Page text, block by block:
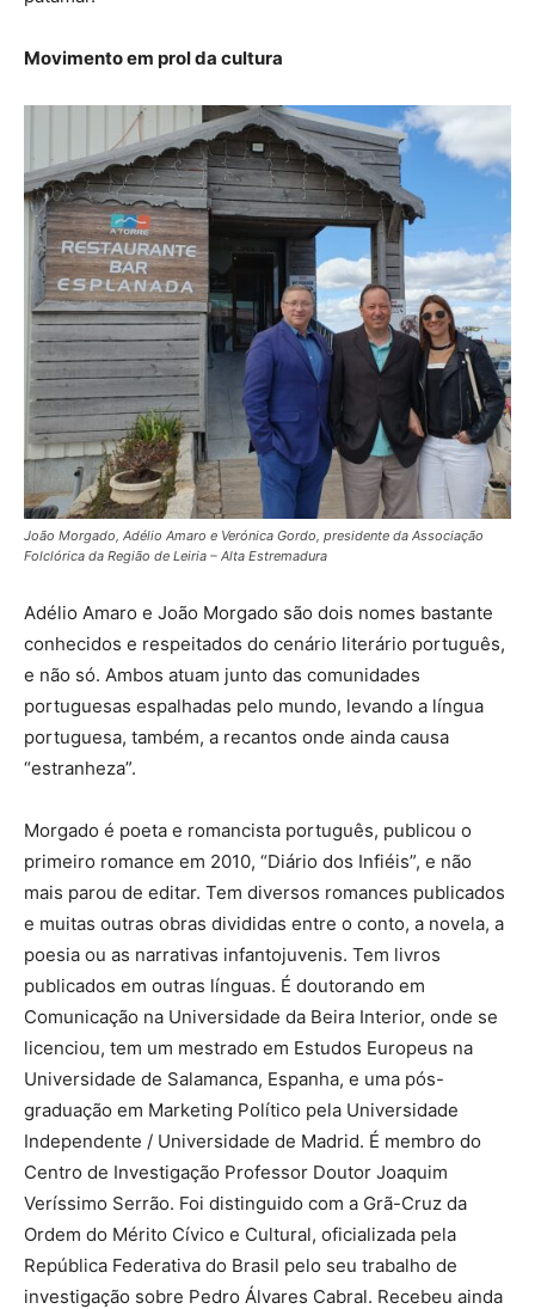
Movimento em prol da cultura
João Morgado, Adélio Amaro e Verónica Gordo, presidente da Associação
Folclórica da Região de Leiria – Alta Estremadura
Adélio Amaro e João Morgado são dois nomes bastante
conhecidos e respeitados do cenário literário português,
e não só. Ambos atuam junto das comunidades
portuguesas espalhadas pelo mundo, levando a língua
portuguesa, também, a recantos onde ainda causa
“estranheza”.
Morgado é poeta e romancista português, publicou o
primeiro romance em 2010, “Diário dos Infiéis”, e não
mais parou de editar. Tem diversos romances publicados
e muitas outras obras divididas entre o conto, a novela, a
poesia ou as narrativas infantojuvenis. Tem livros
publicados em outras línguas. É doutorando em
Comunicação na Universidade da Beira Interior, onde se
licenciou, tem um mestrado em Estudos Europeus na
Universidade de Salamanca, Espanha, e uma pós-
graduação em Marketing Político pela Universidade
Independente / Universidade de Madrid. É membro do
Centro de Investigação Professor Doutor Joaquim
Veríssimo Serrão. Foi distinguido com a Grã-Cruz da
Ordem do Mérito Cívico e Cultural, oficializada pela
República Federativa do Brasil pelo seu trabalho de
investigação sobre Pedro Álvares Cabral. Recebeu ainda